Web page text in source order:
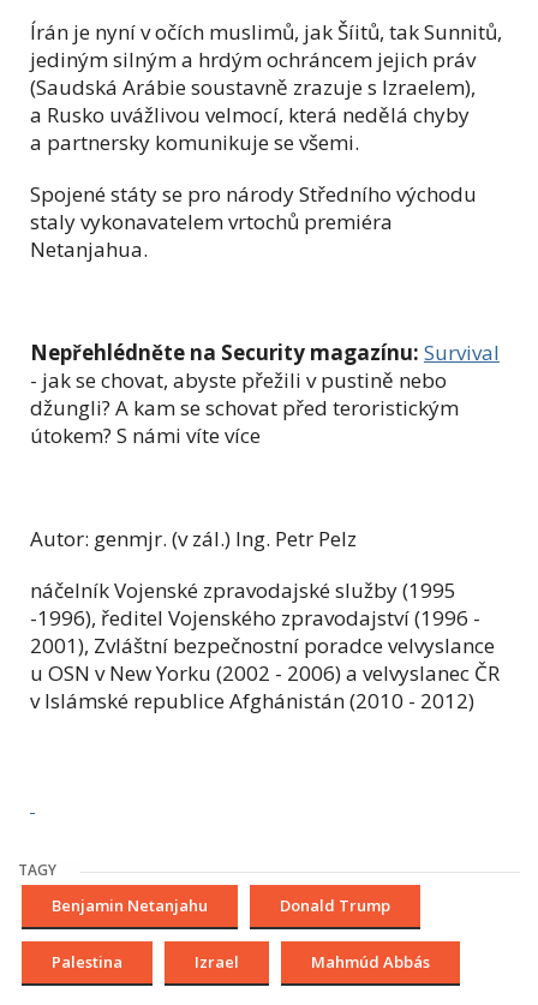
Írán je nyní v očích muslimů, jak Šíitů, tak Sunnitů,
jediným silným a hrdým ochráncem jejich práv
(Saudská Arábie soustavně zrazuje s Izraelem),
a Rusko uvážlivou velmocí, která nedělá chyby
a partnersky komunikuje se všemi.
Spojené státy se pro národy Středního východu
staly vykonavatelem vrtochů premiéra
Netanjahua.
Nepřehlédněte na Security magazínu: Survival
- jak se chovat, abyste přežili v pustině nebo
džungli? A kam se schovat před teroristickým
útokem? S námi víte více
Autor: genmjr. (v zál.) Ing. Petr Pelz
náčelník Vojenské zpravodajské služby (1995
-1996), ředitel Vojenského zpravodajství (1996 -
2001), Zvláštní bezpečnostní poradce velvyslance
u OSN v New Yorku (2002 - 2006) a velvyslanec ČR
v Islámské republice Afghánistán (2010 - 2012)
TAGY
Benjamin Netanjahu Donald Trump
Palestina Izrael Mahmúd Abbás